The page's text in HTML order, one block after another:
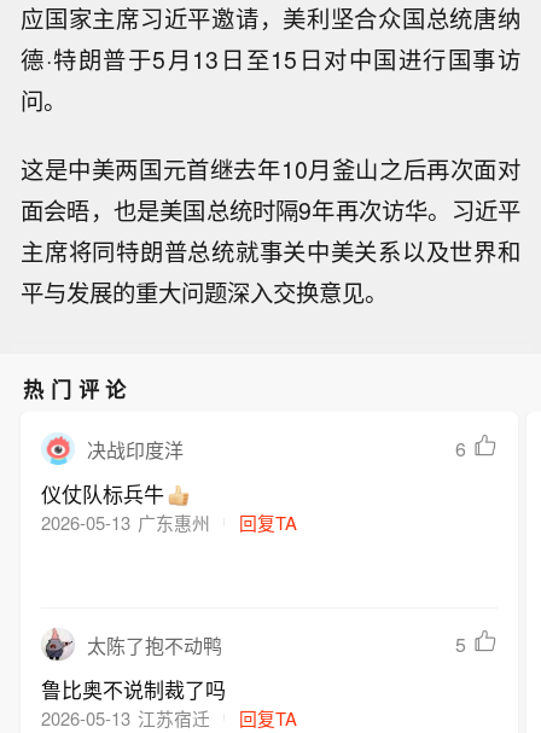
应国家主席习近平邀请，美利坚合众国总统唐纳
德·特朗普于5月13日至15日对中国进行国事访
问。
这是中美两国元首继去年10月釜山之后再次面对
面会晤，也是美国总统时隔9年再次访华。习近平
主席将同特朗普总统就事关中美关系以及世界和
平与发展的重大问题深入交换意见。
热门评论
决战印度洋 6
仪仗队标兵牛
2026-05-13 广东惠州 回复TA
太陈了抱不动鸭 5
鲁比奥不说制裁了吗
2026-05-13 江苏宿迁 回复TA